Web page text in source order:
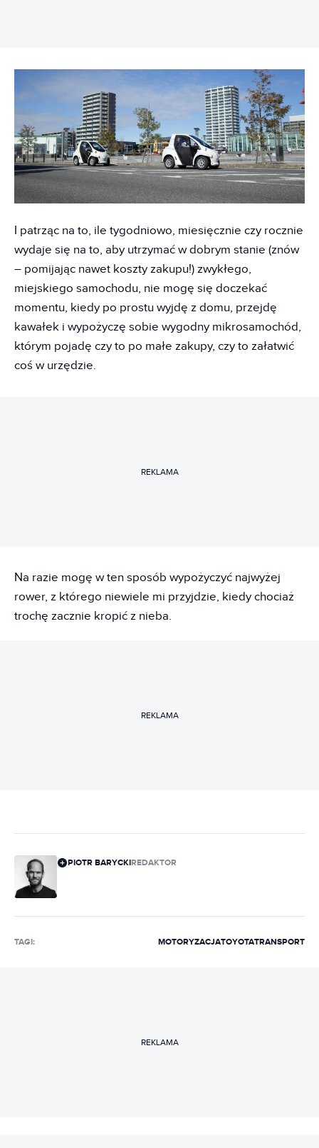
I patrząc na to, ile tygodniowo, miesięcznie czy rocznie
wydaje się na to, aby utrzymać w dobrym stanie (znów
– pomijając nawet koszty zakupu!) zwykłego,
miejskiego samochodu, nie mogę się doczekać
momentu, kiedy po prostu wyjdę z domu, przejdę
kawałek i wypożyczę sobie wygodny mikrosamochód,
którym pojadę czy to po małe zakupy, czy to załatwić
coś w urzędzie.
REKLAMA
Na razie mogę w ten sposób wypożyczyć najwyżej
rower, z którego niewiele mi przyjdzie, kiedy chociaż
trochę zacznie kropić z nieba.
REKLAMA
PIOTR BARYCKIREDAKTOR
TAGI: MOTORYZACJATOYOTATRANSPORT
REKLAMA